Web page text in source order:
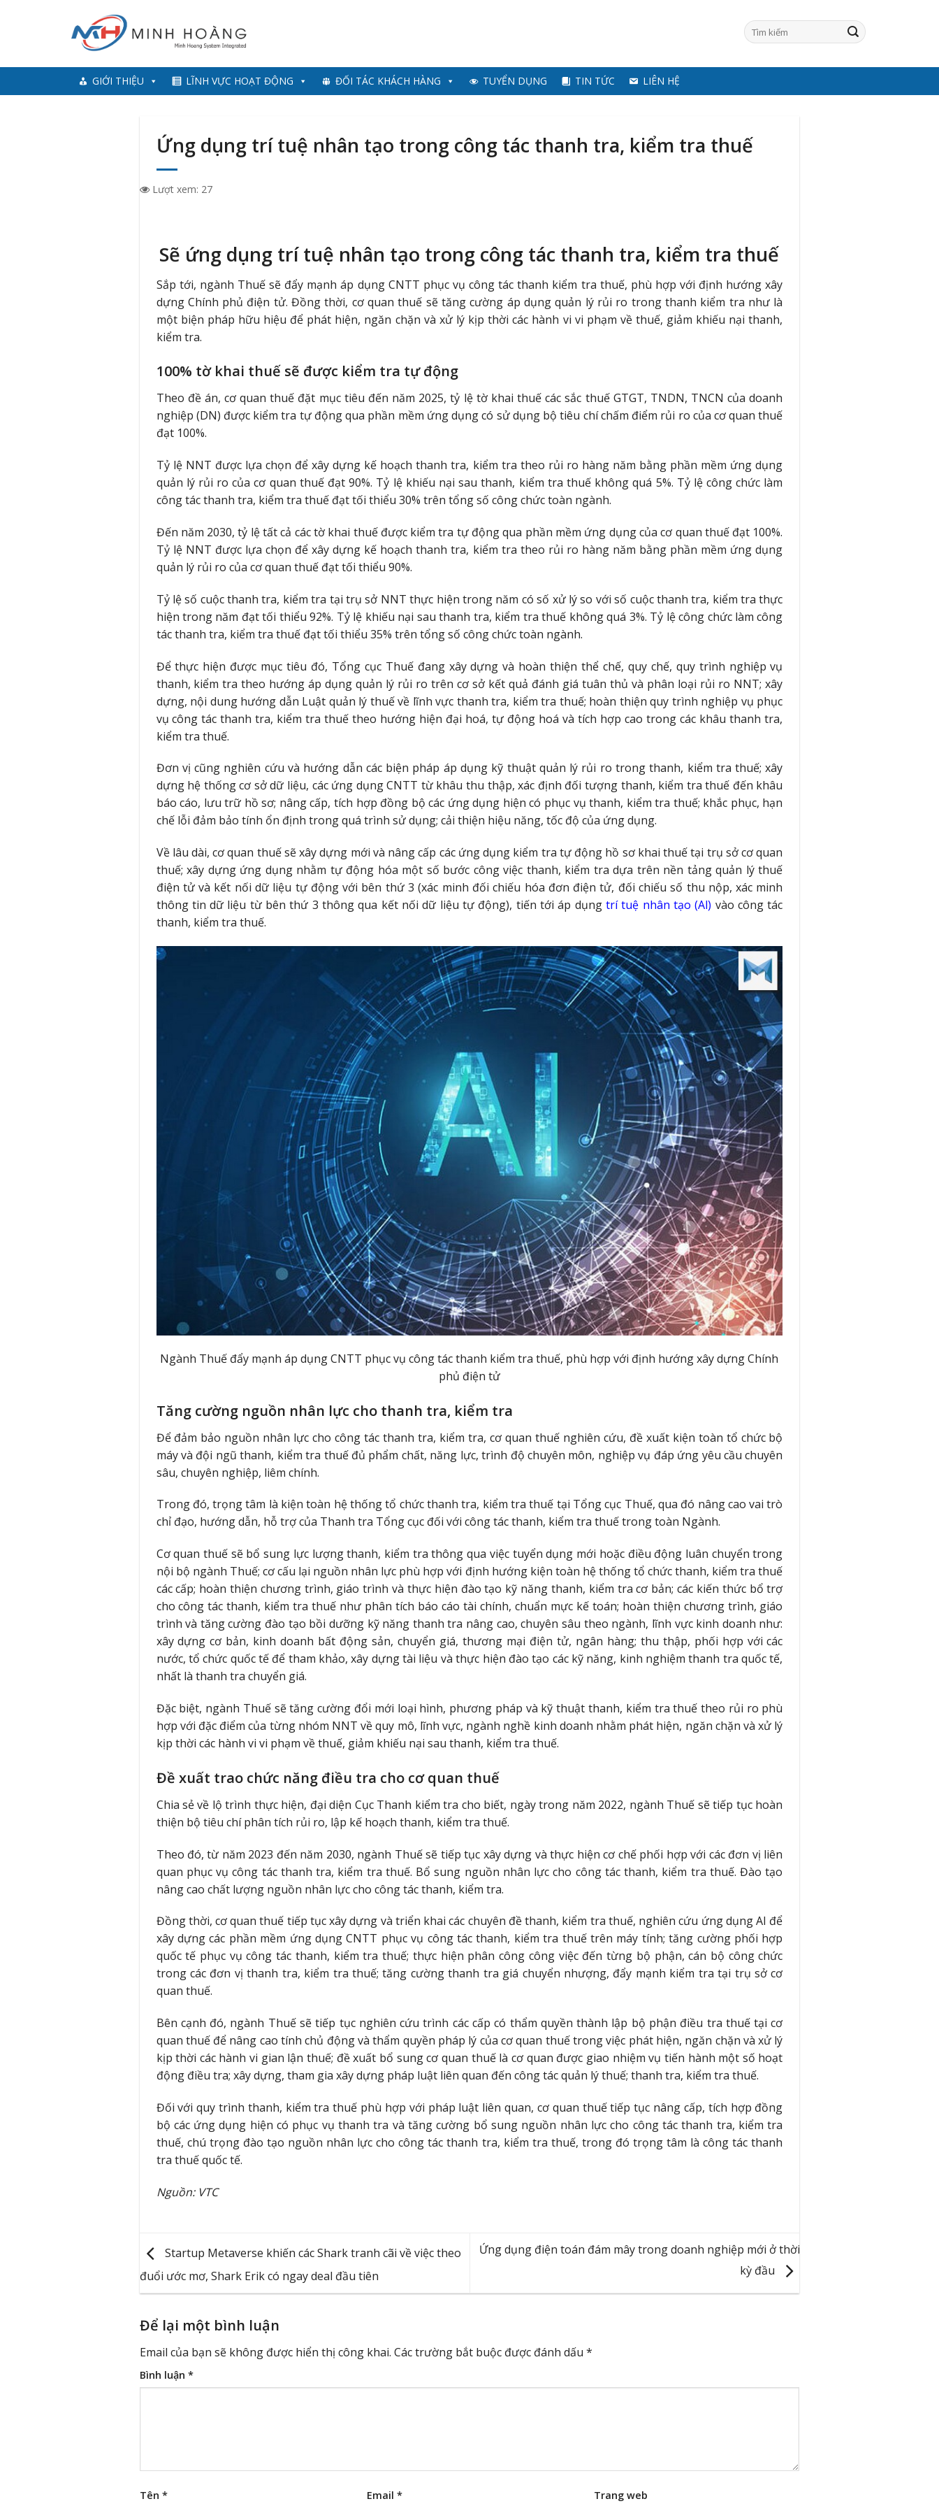
GIỚI THIỆU LĨNH VỰC HOẠT ĐỘNG ĐỐI TÁC KHÁCH HÀNG TUYỂN DỤNG TIN TỨC LIÊN HỆ
Ứng dụng trí tuệ nhân tạo trong công tác thanh tra, kiểm tra thuế
Lượt xem: 27
Sẽ ứng dụng trí tuệ nhân tạo trong công tác thanh tra, kiểm tra thuế
Sắp tới, ngành Thuế sẽ đẩy mạnh áp dụng CNTT phục vụ công tác thanh kiểm tra thuế, phù hợp với định hướng xây
dựng Chính phủ điện tử. Đồng thời, cơ quan thuế sẽ tăng cường áp dụng quản lý rủi ro trong thanh kiểm tra như là
một biện pháp hữu hiệu để phát hiện, ngăn chặn và xử lý kịp thời các hành vi vi phạm về thuế, giảm khiếu nại thanh,
kiểm tra.
100% tờ khai thuế sẽ được kiểm tra tự động
Theo đề án, cơ quan thuế đặt mục tiêu đến năm 2025, tỷ lệ tờ khai thuế các sắc thuế GTGT, TNDN, TNCN của doanh
nghiệp (DN) được kiểm tra tự động qua phần mềm ứng dụng có sử dụng bộ tiêu chí chấm điểm rủi ro của cơ quan thuế
đạt 100%.
Tỷ lệ NNT được lựa chọn để xây dựng kế hoạch thanh tra, kiểm tra theo rủi ro hàng năm bằng phần mềm ứng dụng
quản lý rủi ro của cơ quan thuế đạt 90%. Tỷ lệ khiếu nại sau thanh, kiểm tra thuế không quá 5%. Tỷ lệ công chức làm
công tác thanh tra, kiểm tra thuế đạt tối thiểu 30% trên tổng số công chức toàn ngành.
Đến năm 2030, tỷ lệ tất cả các tờ khai thuế được kiểm tra tự động qua phần mềm ứng dụng của cơ quan thuế đạt 100%.
Tỷ lệ NNT được lựa chọn để xây dựng kế hoạch thanh tra, kiểm tra theo rủi ro hàng năm bằng phần mềm ứng dụng
quản lý rủi ro của cơ quan thuế đạt tối thiểu 90%.
Tỷ lệ số cuộc thanh tra, kiểm tra tại trụ sở NNT thực hiện trong năm có số xử lý so với số cuộc thanh tra, kiểm tra thực
hiện trong năm đạt tối thiểu 92%. Tỷ lệ khiếu nại sau thanh tra, kiểm tra thuế không quá 3%. Tỷ lệ công chức làm công
tác thanh tra, kiểm tra thuế đạt tối thiểu 35% trên tổng số công chức toàn ngành.
Để thực hiện được mục tiêu đó, Tổng cục Thuế đang xây dựng và hoàn thiện thể chế, quy chế, quy trình nghiệp vụ
thanh, kiểm tra theo hướng áp dụng quản lý rủi ro trên cơ sở kết quả đánh giá tuân thủ và phân loại rủi ro NNT; xây
dựng, nội dung hướng dẫn Luật quản lý thuế về lĩnh vực thanh tra, kiểm tra thuế; hoàn thiện quy trình nghiệp vụ phục
vụ công tác thanh tra, kiểm tra thuế theo hướng hiện đại hoá, tự động hoá và tích hợp cao trong các khâu thanh tra,
kiểm tra thuế.
Đơn vị cũng nghiên cứu và hướng dẫn các biện pháp áp dụng kỹ thuật quản lý rủi ro trong thanh, kiểm tra thuế; xây
dựng hệ thống cơ sở dữ liệu, các ứng dụng CNTT từ khâu thu thập, xác định đối tượng thanh, kiểm tra thuế đến khâu
báo cáo, lưu trữ hồ sơ; nâng cấp, tích hợp đồng bộ các ứng dụng hiện có phục vụ thanh, kiểm tra thuế; khắc phục, hạn
chế lỗi đảm bảo tính ổn định trong quá trình sử dụng; cải thiện hiệu năng, tốc độ của ứng dụng.
Về lâu dài, cơ quan thuế sẽ xây dựng mới và nâng cấp các ứng dụng kiểm tra tự động hồ sơ khai thuế tại trụ sở cơ quan
thuế; xây dựng ứng dụng nhằm tự động hóa một số bước công việc thanh, kiểm tra dựa trên nền tảng quản lý thuế
điện tử và kết nối dữ liệu tự động với bên thứ 3 (xác minh đối chiếu hóa đơn điện tử, đối chiếu số thu nộp, xác minh
thông tin dữ liệu từ bên thứ 3 thông qua kết nối dữ liệu tự động), tiến tới áp dụngtrí tuệ nhân tạo (Al) vào công tác
thanh, kiểm tra thuế.
Ngành Thuế đẩy mạnh áp dụng CNTT phục vụ công tác thanh kiểm tra thuế, phù hợp với định hướng xây dựng Chính
phủ điện tử
Tăng cường nguồn nhân lực cho thanh tra, kiểm tra
Để đảm bảo nguồn nhân lực cho công tác thanh tra, kiểm tra, cơ quan thuế nghiên cứu, đề xuất kiện toàn tổ chức bộ
máy và đội ngũ thanh, kiểm tra thuế đủ phẩm chất, năng lực, trình độ chuyên môn, nghiệp vụ đáp ứng yêu cầu chuyên
sâu, chuyên nghiệp, liêm chính.
Trong đó, trọng tâm là kiện toàn hệ thống tổ chức thanh tra, kiểm tra thuế tại Tổng cục Thuế, qua đó nâng cao vai trò
chỉ đạo, hướng dẫn, hỗ trợ của Thanh tra Tổng cục đối với công tác thanh, kiểm tra thuế trong toàn Ngành.
Cơ quan thuế sẽ bổ sung lực lượng thanh, kiểm tra thông qua việc tuyển dụng mới hoặc điều động luân chuyển trong
nội bộ ngành Thuế; cơ cấu lại nguồn nhân lực phù hợp với định hướng kiện toàn hệ thống tổ chức thanh, kiểm tra thuế
các cấp; hoàn thiện chương trình, giáo trình và thực hiện đào tạo kỹ năng thanh, kiểm tra cơ bản; các kiến thức bổ trợ
cho công tác thanh, kiểm tra thuế như phân tích báo cáo tài chính, chuẩn mực kế toán; hoàn thiện chương trình, giáo
trình và tăng cường đào tạo bồi dưỡng kỹ năng thanh tra nâng cao, chuyên sâu theo ngành, lĩnh vực kinh doanh như:
xây dựng cơ bản, kinh doanh bất động sản, chuyển giá, thương mại điện tử, ngân hàng; thu thập, phối hợp với các
nước, tổ chức quốc tế để tham khảo, xây dựng tài liệu và thực hiện đào tạo các kỹ năng, kinh nghiệm thanh tra quốc tế,
nhất là thanh tra chuyển giá.
Đặc biệt, ngành Thuế sẽ tăng cường đổi mới loại hình, phương pháp và kỹ thuật thanh, kiểm tra thuế theo rủi ro phù
hợp với đặc điểm của từng nhóm NNT về quy mô, lĩnh vực, ngành nghề kinh doanh nhằm phát hiện, ngăn chặn và xử lý
kịp thời các hành vi vi phạm về thuế, giảm khiếu nại sau thanh, kiểm tra thuế.
Đề xuất trao chức năng điều tra cho cơ quan thuế
Chia sẻ về lộ trình thực hiện, đại diện Cục Thanh kiểm tra cho biết, ngày trong năm 2022, ngành Thuế sẽ tiếp tục hoàn
thiện bộ tiêu chí phân tích rủi ro, lập kế hoạch thanh, kiểm tra thuế.
Theo đó, từ năm 2023 đến năm 2030, ngành Thuế sẽ tiếp tục xây dựng và thực hiện cơ chế phối hợp với các đơn vị liên
quan phục vụ công tác thanh tra, kiểm tra thuế. Bổ sung nguồn nhân lực cho công tác thanh, kiểm tra thuế. Đào tạo
nâng cao chất lượng nguồn nhân lực cho công tác thanh, kiểm tra.
Đồng thời, cơ quan thuế tiếp tục xây dựng và triển khai các chuyên đề thanh, kiểm tra thuế, nghiên cứu ứng dụng AI để
xây dựng các phần mềm ứng dụng CNTT phục vụ công tác thanh, kiểm tra thuế trên máy tính; tăng cường phối hợp
quốc tế phục vụ công tác thanh, kiểm tra thuế; thực hiện phân công công việc đến từng bộ phận, cán bộ công chức
trong các đơn vị thanh tra, kiểm tra thuế; tăng cường thanh tra giá chuyển nhượng, đẩy mạnh kiểm tra tại trụ sở cơ
quan thuế.
Bên cạnh đó, ngành Thuế sẽ tiếp tục nghiên cứu trình các cấp có thẩm quyền thành lập bộ phận điều tra thuế tại cơ
quan thuế để nâng cao tính chủ động và thẩm quyền pháp lý của cơ quan thuế trong việc phát hiện, ngăn chặn và xử lý
kịp thời các hành vi gian lận thuế; đề xuất bổ sung cơ quan thuế là cơ quan được giao nhiệm vụ tiến hành một số hoạt
động điều tra; xây dựng, tham gia xây dựng pháp luật liên quan đến công tác quản lý thuế; thanh tra, kiểm tra thuế.
Đối với quy trình thanh, kiểm tra thuế phù hợp với pháp luật liên quan, cơ quan thuế tiếp tục nâng cấp, tích hợp đồng
bộ các ứng dụng hiện có phục vụ thanh tra và tăng cường bổ sung nguồn nhân lực cho công tác thanh tra, kiểm tra
thuế, chú trọng đào tạo nguồn nhân lực cho công tác thanh tra, kiểm tra thuế, trong đó trọng tâm là công tác thanh
tra thuế quốc tế.
Nguồn: VTC
Startup Metaverse khiến các Shark tranh cãi về việc theo
đuổi ước mơ, Shark Erik có ngay deal đầu tiên
Ứng dụng điện toán đám mây trong doanh nghiệp mới ở thời
kỳ đầu
Để lại một bình luận
Email của bạn sẽ không được hiển thị công khai. Các trường bắt buộc được đánh dấu *
Bình luận *
Tên * Email * Trang web